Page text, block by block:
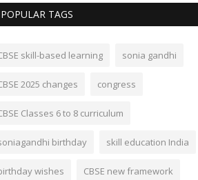
POPULAR TAGS
skill-based learning sonia gandhi
2025 changes congress
Classes 6 to 8 curriculum
birthday skill education India
wishes CBSE new framework